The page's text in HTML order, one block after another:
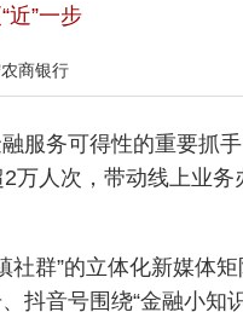
近”一步
商银行
服务可得性的重要抓
万人次，带动线上业
群”的立体化新媒体
音号围绕“金融小知识